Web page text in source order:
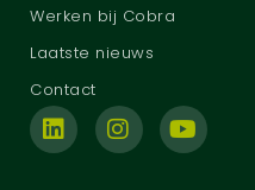
Werken bij Cobra
Laatste nieuws
Contact